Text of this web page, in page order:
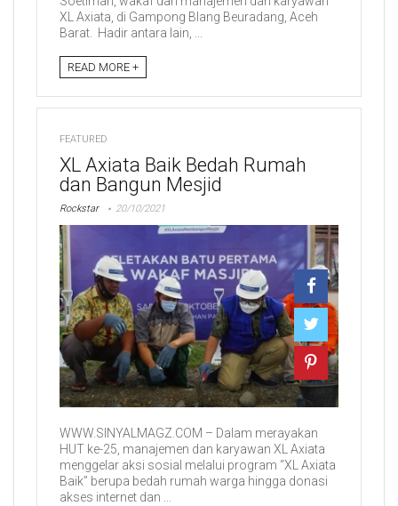
XL Axiata, di Gampong Blang Beuradang, Aceh
Barat. Hadir antara lain, ...
READ MORE +
FEATURED
XL Axiata Baik Bedah Rumah
dan Bangun Mesjid
Rockstar 20/10/2021
WWW.SINYALMAGZ.COM – Dalam merayakan
HUT ke-25, manajemen dan karyawan XL Axiata
menggelar aksi sosial melalui program “XL Axiata
Baik” berupa bedah rumah warga hingga donasi
akses internet dan ...